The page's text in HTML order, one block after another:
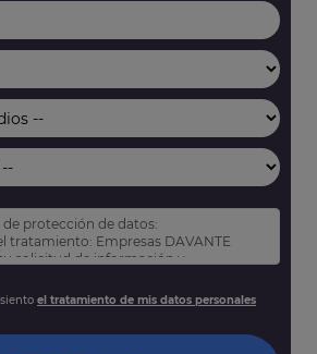
protección de datos:
tratamiento: Empresas DAVANTE
solicitud de información y
rectificar y suprimir sus datos,
tal y como se explica en nuestra
el tratamiento de mis datos personales